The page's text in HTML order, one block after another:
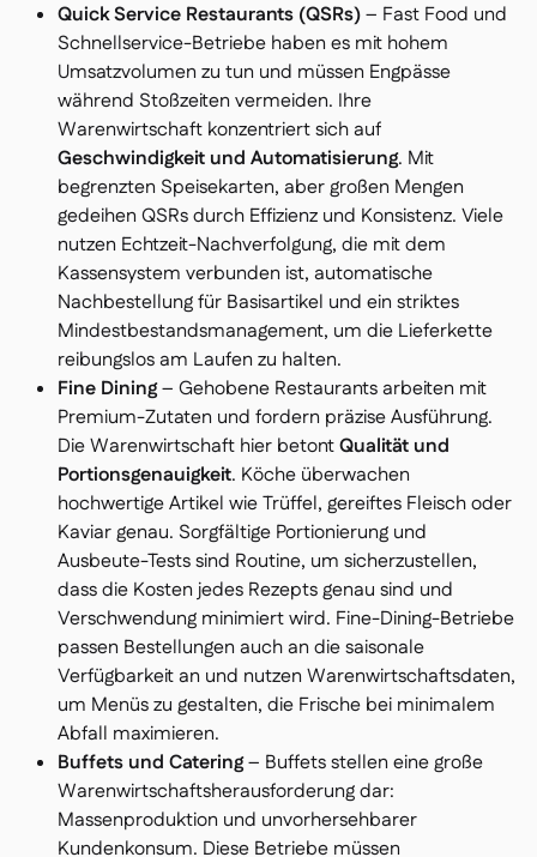
Quick Service Restaurants (QSRs)– Fast Food und
Schnellservice-Betriebe haben es mit hohem
Umsatzvolumen zu tun und müssen Engpässe
während Stoßzeiten vermeiden. Ihre
Warenwirtschaft konzentriert sich auf
Geschwindigkeit und Automatisierung. Mit
begrenzten Speisekarten, aber großen Mengen
gedeihen QSRs durch Effizienz und Konsistenz. Viele
nutzen Echtzeit-Nachverfolgung, die mit dem
Kassensystem verbunden ist, automatische
Nachbestellung für Basisartikel und ein striktes
Mindestbestandsmanagement, um die Lieferkette
reibungslos am Laufen zu halten.
Fine Dining– Gehobene Restaurants arbeiten mit
Premium-Zutaten und fordern präzise Ausführung.
Die Warenwirtschaft hier betontQualität und
Portionsgenauigkeit. Köche überwachen
hochwertige Artikel wie Trüffel, gereiftes Fleisch oder
Kaviar genau. Sorgfältige Portionierung und
Ausbeute-Tests sind Routine, um sicherzustellen,
dass die Kosten jedes Rezepts genau sind und
Verschwendung minimiert wird. Fine-Dining-Betriebe
passen Bestellungen auch an die saisonale
Verfügbarkeit an und nutzen Warenwirtschaftsdaten,
um Menüs zu gestalten, die Frische bei minimalem
Abfall maximieren.
Buffets und Catering– Buffets stellen eine große
Warenwirtschaftsherausforderung dar:
Massenproduktion und unvorhersehbarer
Kundenkonsum. Diese Betriebe müssen